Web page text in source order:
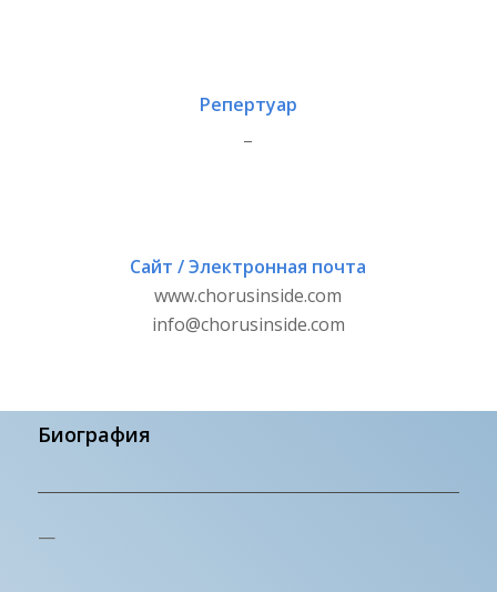
Репертуар
Сайт / Электронная почта
www.chorusinside.com
info@chorusinside.com
Биография
—